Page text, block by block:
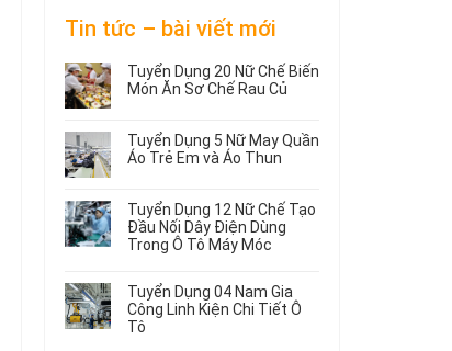
Tin tức – bài viết mới
Tuyển Dụng 20 Nữ Chế Biến
Món Ăn Sơ Chế Rau Củ
có
bình
luận
Tuyển
Dụng
20
Nữ
Biến
Món
Ăn
Tuyển Dụng 5 Nữ May Quần
Áo Trẻ Em và Áo Thun
có
bình
luận
ở
Dụng
5
Nữ
May
Tuyển Dụng 12 Nữ Chế Tạo
Đầu Nối Dây Điện Dùng
Trong Ô Tô Máy Móc
có
bình
luận
ở
Tuyển Dụng 04 Nam Gia
Công Linh Kiện Chi Tiết Ô
Tô